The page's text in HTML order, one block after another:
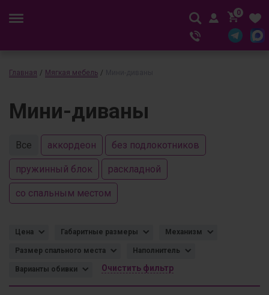
0
Главная / Мягкая мебель /
Мини-диваны
Все аккордеон без подлокотников
пружинный блок раскладной
со спальным местом
Цена Габаритные размеры Механизм
Размер спального места Наполнитель
Варианты обивки Очистить фильтр